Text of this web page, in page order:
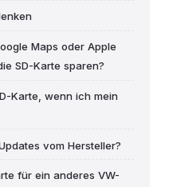
Maps oder Apple
SD-Karte sparen?
Karte, wenn ich mein
vom Hersteller?
für ein anderes VW-